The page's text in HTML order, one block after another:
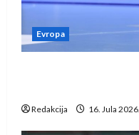
Evropa
Redakcija 16. Jula 2026.